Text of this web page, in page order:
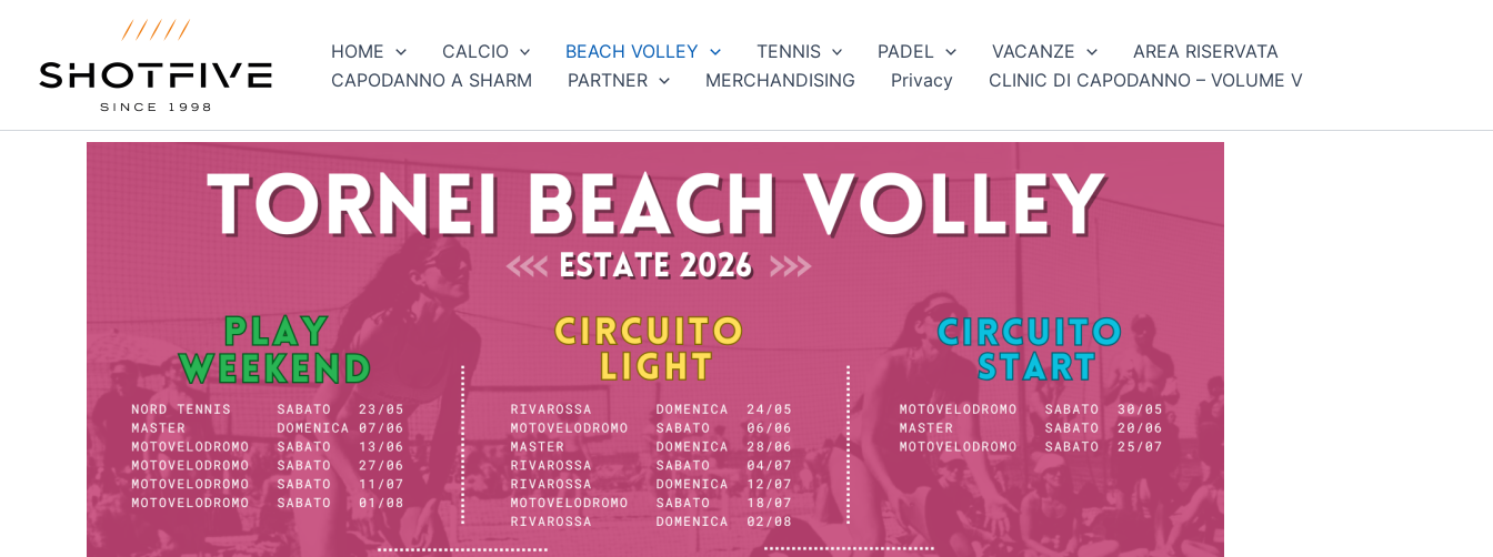
contenuto
HOME CALCIO BEACH VOLLEY TENNIS PADEL VACANZE
AREA RISERVATA
CAPODANNO A SHARM
PARTNER MERCHANDISING Privacy CLINIC DI CAPODANNO – VOLUME V